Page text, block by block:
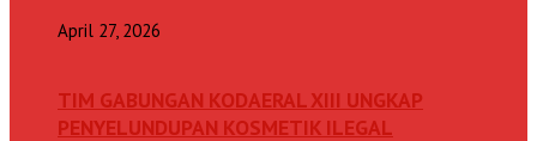
April 27, 2026
TIM GABUNGAN KODAERAL XIII UNGKAP
PENYELUNDUPAN KOSMETIK ILEGAL